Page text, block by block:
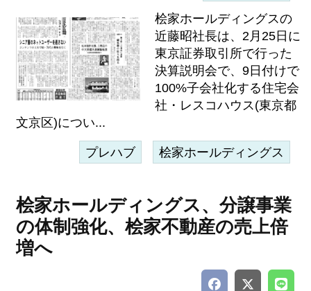
桧家ホールディングスの
近藤昭社長は、2月25日に
東京証券取引所で行った
決算説明会で、9日付けで
100%子会社化する住宅会
社・レスコハウス(東京都
文京区)につい...
プレハブ 桧家ホールディングス
桧家ホールディングス、分譲事業
の体制強化、桧家不動産の売上倍
増へ